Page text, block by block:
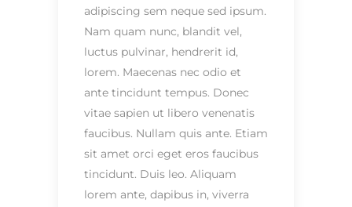
adipiscing sem neque sed ipsum.
Nam quam nunc, blandit vel,
luctus pulvinar, hendrerit id,
lorem. Maecenas nec odio et
ante tincidunt tempus. Donec
vitae sapien ut libero venenatis
faucibus. Nullam quis ante. Etiam
sit amet orci eget eros faucibus
tincidunt. Duis leo. Aliquam
lorem ante, dapibus in, viverra